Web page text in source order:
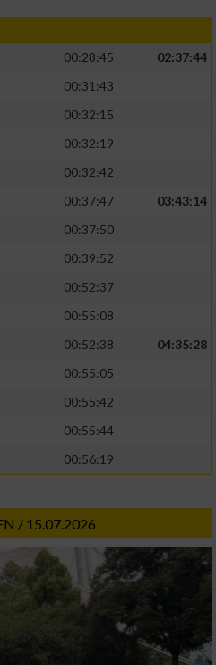
00:28:45
02:37:44
00:31:43
00:32:15
00:32:19
00:32:42
00:37:47
03:43:14
00:37:50
00:39:52
00:52:37
00:55:08
00:52:38
04:35:28
00:55:05
00:55:42
00:55:44
00:56:19
/ 15.07.2026